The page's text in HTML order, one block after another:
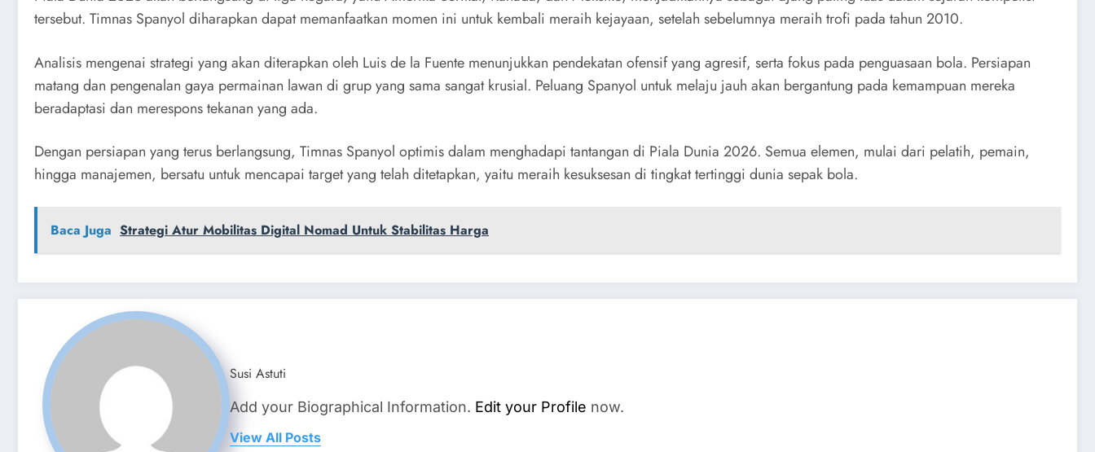
tersebut. Timnas Spanyol diharapkan dapat memanfaatkan momen ini untuk kembali meraih kejayaan, setelah sebelumnya meraih trofi pada tahun 2010.
Analisis mengenai strategi yang akan diterapkan oleh Luis de la Fuente menunjukkan pendekatan ofensif yang agresif, serta fokus pada penguasaan bola. Persiapan
matang dan pengenalan gaya permainan lawan di grup yang sama sangat krusial. Peluang Spanyol untuk melaju jauh akan bergantung pada kemampuan mereka
beradaptasi dan merespons tekanan yang ada.
Dengan persiapan yang terus berlangsung, Timnas Spanyol optimis dalam menghadapi tantangan di Piala Dunia 2026. Semua elemen, mulai dari pelatih, pemain,
hingga manajemen, bersatu untuk mencapai target yang telah ditetapkan, yaitu meraih kesuksesan di tingkat tertinggi dunia sepak bola.
Baca Juga Strategi Atur Mobilitas Digital Nomad Untuk Stabilitas Harga
Susi Astuti
Add your Biographical Information. Edit your Profile now.
View All Posts